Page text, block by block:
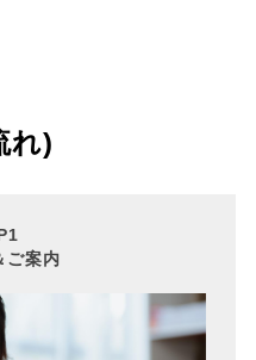
れ)
ご案内